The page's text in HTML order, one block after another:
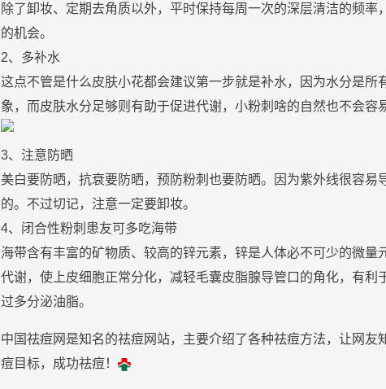
除了卸妆、定期去角质以外，平时保持每周一次的深层清洁的频率
的机会。
2、多补水
这点不管是什么皮肤小花都会建议第一步就是补水，因为水分是所
象，而皮肤水分足够则有助于促进代谢，小粉刺 啥的自然也不会容
3、 注意 防晒
美白要防晒，抗衰要防晒， 预防粉刺 也要防晒。因为紫外线很容易
的。不过切记， 注意一定要卸妆。
4、 闭合性粉刺 患友可多吃海带
海带含有丰富的矿物质、较高的锌元素，锌是人体必不可少的微
代谢，使上皮细胞正常分化，减轻毛囊皮脂腺导管口的角化，有
过多分泌油脂。
中国祛痘网是知名的祛痘网站，主要介绍了各种祛痘方法，让网
痘目标，成功祛痘！